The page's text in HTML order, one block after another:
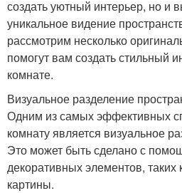
создать уютный интерьер, но и
уникальное видение
рассмотрим несколько
помогут вам создать стильный
комнате.
Визуальное разделение
Одним из самых эффективных
комнату является визуальное
Это может быть сделано с
декоративных элементов, таких
картины.